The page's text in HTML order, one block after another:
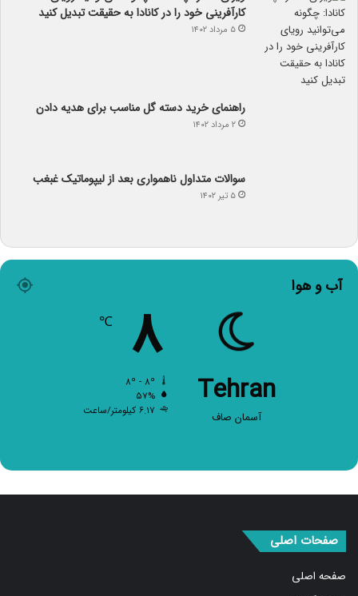
کارآفرینی خود را در کانادا به حقیقت تبدیل کنید
۵ مرداد ۱۴۰۲
راهنمای خرید دسته گل مناسب برای هدیه دادن
۲ مرداد ۱۴۰۲
سوالات متداول ناهمواری بعد از لیپوماتیک غبغب
۵ تیر ۱۴۰۲
آب و هوا
Tehran
آسمان صاف
۸
۵۷%
۶.۱۷ کیلومتر/ساعت
صفحه اصلی
اخبار برگزیده